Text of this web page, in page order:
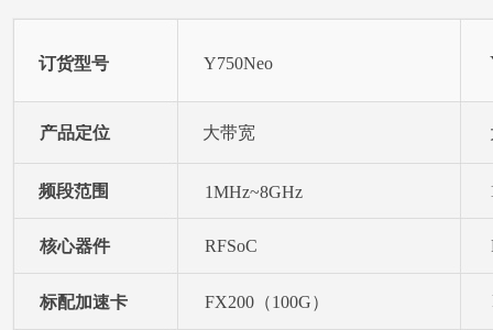
Y750Neo
大带宽
1MHz~8GHz
FX200（100G）
订货型号
产品定位
频段范围
核心器件 RFSoC
标配加速卡